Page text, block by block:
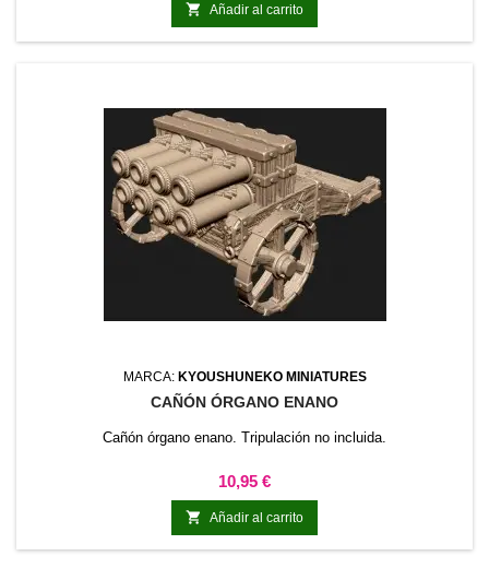
 Añadir al carrito
MARCA: KYOUSHUNEKO MINIATURES
CAÑÓN ÓRGANO ENANO
Cañón órgano enano. Tripulación no incluida.
Precio
10,95 €
 Añadir al carrito